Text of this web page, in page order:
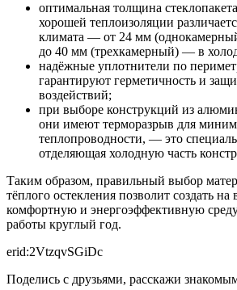
оптимальная толщина
хорошей теплоизоляции
климата — от 24 мм
до 40 мм (трехкамерный) — в
надёжные уплотнители по
гарантируют герметичность и
воздействий;
при выборе конструкций из
они имеют терморазрыв для
теплопроводности, — это
отделяющая холодную часть
Таким образом, правильный выбор
тёплого остекления позволит создать
комфортную и энергоэффективную
работы круглый год.
erid:2VtzqvSGiDc
Поделись с друзьями, расскажи